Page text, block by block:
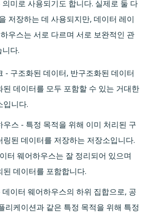
미로 사용되기도 합니다. 실제로 둘 다
저장하는 데 사용되지만, 데이터 레이
우스는 서로 다르며 서로 보완적인 관
다.
- 구조화된 데이터, 반구조화된 데이터
된 데이터를 모두 포함할 수 있는 거대한
입니다.
우스 - 특정 목적을 위해 이미 처리된 구
링된 데이터를 저장하는 저장소입니다.
터 웨어하우스는 잘 정리되어 있으며
된 데이터를 포함합니다.
이터 웨어하우스의 하위 집합으로, 공
리케이션과 같은 특정 목적을 위해 특정